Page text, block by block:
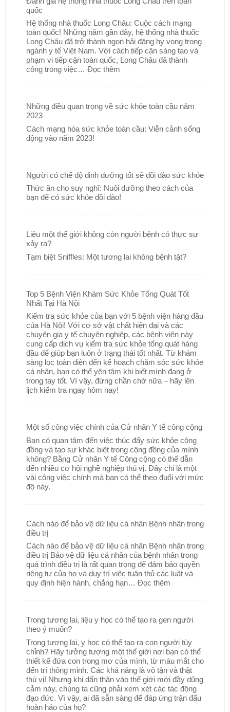
quốc
Hệ thống nhà thuốc Long Châu: Cuộc cách mạng
toàn quốc! Những năm gần đây, hệ thống nhà thuốc
Long Châu đã trở thành ngọn hải đăng hy vọng trong
ngành y tế Việt Nam. Với cách tiếp cận sáng tạo và
phạm vi tiếp cận toàn quốc, Long Châu đã thành
công trong việc… Đọc thêm
Những điều quan trọng về sức khỏe toàn cầu năm
2023
Cách mạng hóa sức khỏe toàn cầu: Viễn cảnh sống
động vào năm 2023!
Người có chế độ dinh dưỡng tốt sẽ dồi dào sức khỏe
Thức ăn cho suy nghĩ: Nuôi dưỡng theo cách của
bạn để có sức khỏe dồi dào!
Liệu một thế giới không còn người bệnh có thực sự
xảy ra?
Tạm biệt Sniffles: Một tương lai không bệnh tật?
Top 5 Bệnh Viện Khám Sức Khỏe Tổng Quát Tốt
Nhất Tại Hà Nội
Kiểm tra sức khỏe của bạn với 5 bệnh viện hàng đầu
của Hà Nội! Với cơ sở vật chất hiện đại và các
chuyên gia y tế chuyên nghiệp, các bệnh viện này
cung cấp dịch vụ kiểm tra sức khỏe tổng quát hàng
đầu để giúp bạn luôn ở trạng thái tốt nhất. Từ khám
sàng lọc toàn diện đến kế hoạch chăm sóc sức khỏe
cá nhân, bạn có thể yên tâm khi biết mình đang ở
trong tay tốt. Vì vậy, đừng chần chờ nữa – hãy lên
lịch kiểm tra ngay hôm nay!
Một số công việc chính của Cử nhân Y tế công cộng
Bạn có quan tâm đến việc thúc đẩy sức khỏe cộng
đồng và tạo sự khác biệt trong cộng đồng của mình
không? Bằng Cử nhân Y tế Công cộng có thể dẫn
đến nhiều cơ hội nghề nghiệp thú vị. Đây chỉ là một
vài công việc chính mà bạn có thể theo đuổi với mức
độ này.
Cách nào để bảo vệ dữ liệu cá nhân Bệnh nhân trong
điều trị
Cách nào để bảo vệ dữ liệu cá nhân Bệnh nhân trong
điều trị Bảo vệ dữ liệu cá nhân của bệnh nhân trong
quá trình điều trị là rất quan trọng để đảm bảo quyền
riêng tư của họ và duy trì việc tuân thủ các luật và
quy định hiện hành, chẳng hạn… Đọc thêm
Trong tương lai, liệu y học có thể tạo ra gen người
theo ý muốn?
Trong tương lai, y học có thể tạo ra con người tùy
chỉnh? Hãy tưởng tượng một thế giới nơi bạn có thể
thiết kế đứa con trong mơ của mình, từ màu mắt cho
đến trí thông minh. Các khả năng là vô tận và thật
thú vị! Nhưng khi dấn thân vào thế giới mới đầy dũng
cảm này, chúng ta cũng phải xem xét các tác động
đạo đức. Vì vậy, ai đã sẵn sàng để đáp ứng trận đấu
hoàn hảo của họ?